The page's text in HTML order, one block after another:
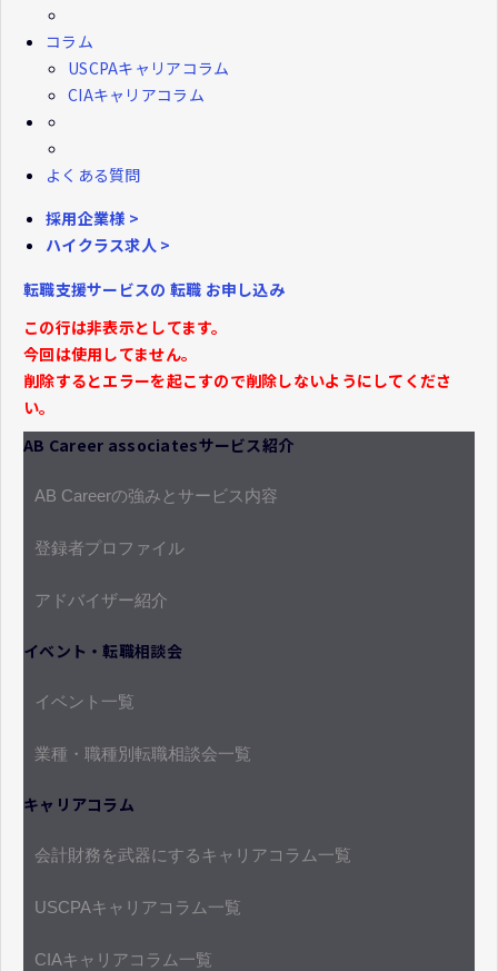
コラム
USCPAキャリアコラム
CIAキャリアコラム
よくある質問
採用企業様 >
ハイクラス求人 >
転職支援サービスの 転職 お申し込み
この行は非表示としてます。
今回は使用してません。
削除するとエラーを起こすので削除しないようにしてくださ
い。
AB Career associatesサービス紹介
AB Careerの強みとサービス内容
登録者プロファイル
アドバイザー紹介
イベント・転職相談会
イベント一覧
業種・職種別転職相談会一覧
キャリアコラム
会計財務を武器にするキャリアコラム一覧
USCPAキャリアコラム一覧
CIAキャリアコラム一覧